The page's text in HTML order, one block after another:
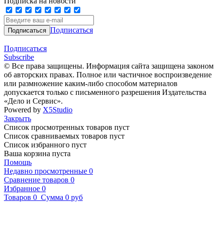
Подписаться
Подписаться
Subscribe
© Все права защищены. Информация сайта защищена законом
об авторских правах. Полное или частичное воспроизведение
или размножение каким-либо способом материалов
допускается только с письменного разрешения Издательства
«Дело и Сервис».
Powered by X5Studio
Закрыть
Список просмотренных товаров пуст
Список сравниваемых товаров пуст
Список избранного пуст
Ваша корзина пуста
Помощь
Недавно просмотренные 0
Сравнение товаров 0
Избранное 0
Товаров 0 Сумма 0 руб